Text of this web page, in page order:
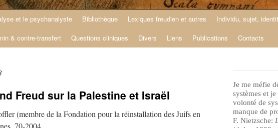
et le psychanalyste Bibliothèque Lexiques freudien et autres
Individu, sujet,
& contre-transfert
Questions cliniques Divers Liens Publications Contacts
Freud sur la Palestine et Israël
(membre de la Fondation pour la réinstallation des Juifs en
70-2004
Je me méfie
systèmes et
volonté de
manque de
F. Nietzsche: